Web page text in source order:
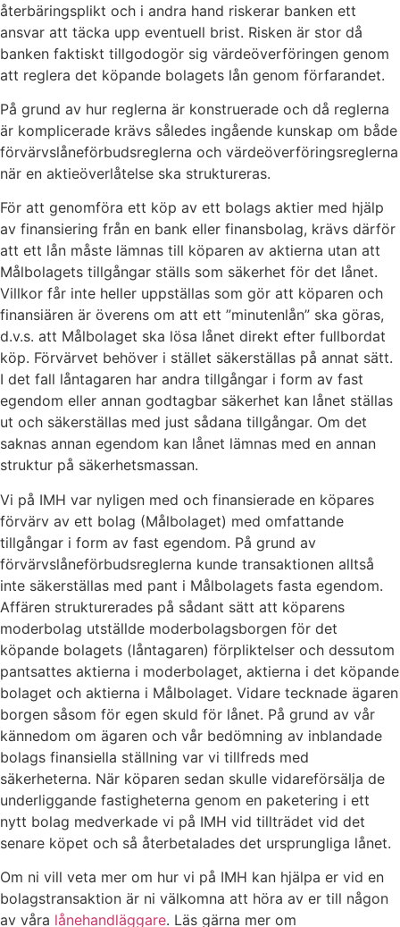
återbäringsplikt och i andra hand riskerar banken ett
ansvar att täcka upp eventuell brist. Risken är stor då
banken faktiskt tillgodogör sig värdeöverföringen genom
att reglera det köpande bolagets lån genom förfarandet.
På grund av hur reglerna är konstruerade och då reglerna
är komplicerade krävs således ingående kunskap om både
förvärvslåneförbudsreglerna och värdeöverföringsreglerna
när en aktieöverlåtelse ska struktureras.
För att genomföra ett köp av ett bolags aktier med hjälp
av finansiering från en bank eller finansbolag, krävs därför
att ett lån måste lämnas till köparen av aktierna utan att
Målbolagets tillgångar ställs som säkerhet för det lånet.
Villkor får inte heller uppställas som gör att köparen och
finansiären är överens om att ett ”minutenlån” ska göras,
d.v.s. att Målbolaget ska lösa lånet direkt efter fullbordat
köp. Förvärvet behöver i stället säkerställas på annat sätt.
I det fall låntagaren har andra tillgångar i form av fast
egendom eller annan godtagbar säkerhet kan lånet ställas
ut och säkerställas med just sådana tillgångar. Om det
saknas annan egendom kan lånet lämnas med en annan
struktur på säkerhetsmassan.
Vi på IMH var nyligen med och finansierade en köpares
förvärv av ett bolag (Målbolaget) med omfattande
tillgångar i form av fast egendom. På grund av
förvärvslåneförbudsreglerna kunde transaktionen alltså
inte säkerställas med pant i Målbolagets fasta egendom.
Affären strukturerades på sådant sätt att köparens
moderbolag utställde moderbolagsborgen för det
köpande bolagets (låntagaren) förpliktelser och dessutom
pantsattes aktierna i moderbolaget, aktierna i det köpande
bolaget och aktierna i Målbolaget. Vidare tecknade ägaren
borgen såsom för egen skuld för lånet. På grund av vår
kännedom om ägaren och vår bedömning av inblandade
bolags finansiella ställning var vi tillfreds med
säkerheterna. När köparen sedan skulle vidareförsälja de
underliggande fastigheterna genom en paketering i ett
nytt bolag medverkade vi på IMH vid tillträdet vid det
senare köpet och så återbetalades det ursprungliga lånet.
Om ni vill veta mer om hur vi på IMH kan hjälpa er vid en
bolagstransaktion är ni välkomna att höra av er till någon
av våra lånehandläggare. Läs gärna mer om